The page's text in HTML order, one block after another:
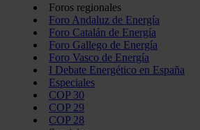
Foros regionales
Foro Andaluz de Energía
Foro Catalán de Energía
Foro Gallego de Energía
Foro Vasco de Energía
I Debate Energético en España
Especiales
COP 30
COP 29
COP 28